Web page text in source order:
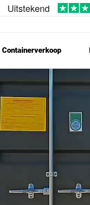
Containerverkoop